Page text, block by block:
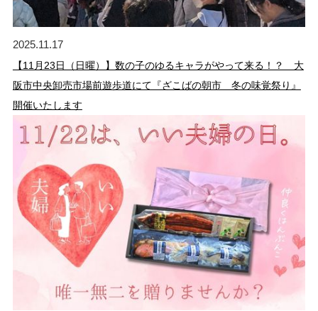
2025.11.17
【11月23日（日曜）】数の子のゆるキャラがやって来る！？ 大
阪市中央卸売市場前遊歩道にて『ざこばの朝市 冬の味覚祭り』
開催いたします